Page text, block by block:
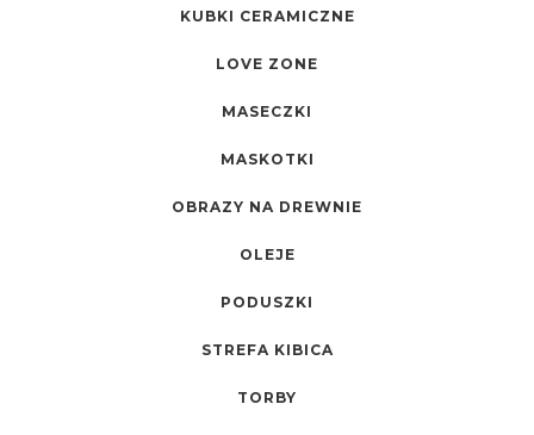
KUBKI CERAMICZNE
LOVE ZONE
MASECZKI
MASKOTKI
OBRAZY NA DREWNIE
OLEJE
PODUSZKI
STREFA KIBICA
TORBY